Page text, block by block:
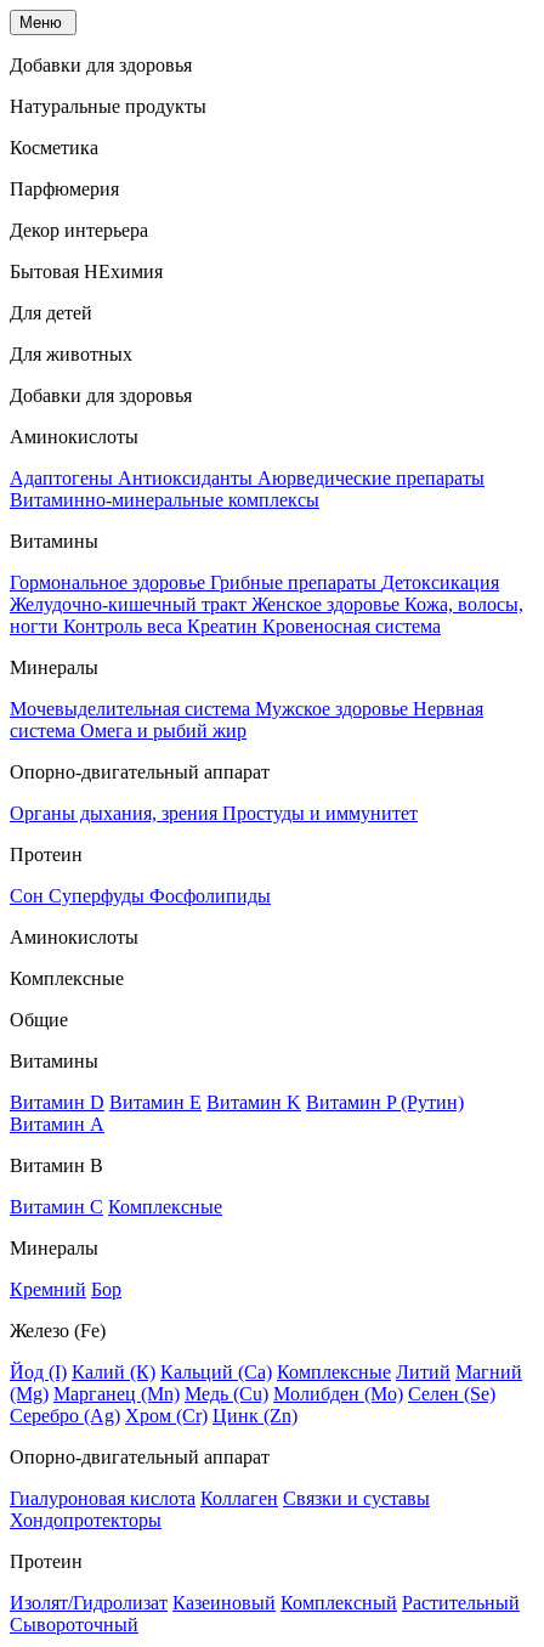
Меню
Добавки для здоровья
Натуральные продукты
Косметика
Парфюмерия
Декор интерьера
Бытовая НЕхимия
Для детей
Для животных
Добавки для здоровья
Аминокислоты
Адаптогены Антиоксиданты Аюрведические препараты
Витаминно-минеральные комплексы
Витамины
Гормональное здоровье Грибные препараты Детоксикация
Желудочно-кишечный тракт Женское здоровье Кожа, волосы,
ногти Контроль веса Креатин Кровеносная система
Минералы
Мочевыделительная система Мужское здоровье Нервная
система Омега и рыбий жир
Опорно-двигательный аппарат
Органы дыхания, зрения Простуды и иммунитет
Протеин
Сон Суперфуды Фосфолипиды
Аминокислоты
Комплексные
Общие
Витамины
Витамин D Витамин E Витамин K Витамин P (Рутин)
Витамин А
Витамин В
Витамин C Комплексные
Минералы
Кремний Бор
Железо (Fe)
Йод (I) Калий (К) Кальций (Са) Комплексные Литий Магний
(Mg) Марганец (Mn) Медь (Сu) Молибден (Мо) Селен (Se)
Серебро (Ag) Хром (Cr) Цинк (Zn)
Опорно-двигательный аппарат
Гиалуроновая кислота Коллаген Связки и суставы
Хондопротекторы
Протеин
Изолят/Гидролизат Казеиновый Комплексный Растительный
Сывороточный